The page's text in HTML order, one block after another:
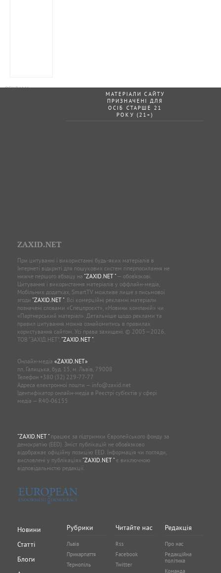
МАТЕРІАЛИ САЙТУ
ПРИЗНАЧЕНІ ДЛЯ
ОСІБ СТАРШЕ 21
РОКУ (21+)
ZAXID.NET
При цитуванні і використанні будь-яких матеріалів в
Інтернеті відкриті для пошукових систем гіперпосилання не
нижче першого абзацу на "ZAXID.NET "— обов’язкові.
Цитування і використання матеріалів у оффлайн-медіа,
Мобільних додатках, SmartTV можливе лише з письмової
згоди "ZAXID.NET ". Всі комерційні рекламні матеріали
позначені словами «Спецпроєкт», «Новини компаній» чи
«Партнерський матеріал». Детальніше щодо реклами та
правил цитування можна ознайомитись в правилах
користування сайтом. Усі права захищені. © 2005—2026,
ТОВ “ЗАХІД.НЕТ”, "ZAXID.NET ".
Онлайн-медіа «ZAXID.NET»
пл. Галицька, буд. 15, м. Львів, 79008
Телефон +380 (32) 229-77-77
Адреса електронної пошти — info@zaxid.net
Ідентифікатор онлайн-медіа в Реєстрі суб'єктів у сфері
медіа — R40-06155
"ZAXID.NET "працює за підтримки Європейського фонду за
демократію (EED). Зміст публікацій не обов’язково
відображає офіційну позицію EED. Інформація чи погляди,
висловлені у публікаціях "ZAXID.NET "є виключною
відповідальністю редакції.
Новини
Статті
Блоги
Рубрики
Львів
Прикарпаття
Тернопіль
Читайте нас
Rss
Facebook
Twitter
Редакція
Про нас
Редакційна
політика
Команда